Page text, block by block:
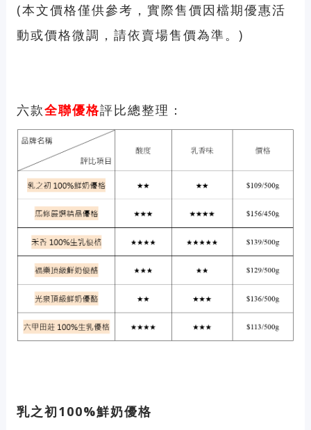
(本文價格僅供參考，實際售價因檔期優惠活
動或價格微調，請依賣場售價為準。)
六款全聯優格評比總整理：
乳之初100%鮮奶優格